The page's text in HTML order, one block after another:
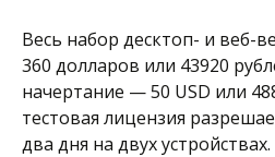
Весь набор десктоп- и веб-
360 долларов или 43920
начертание — 50 USD или
тестовая лицензия
два дня на двух устройствах.